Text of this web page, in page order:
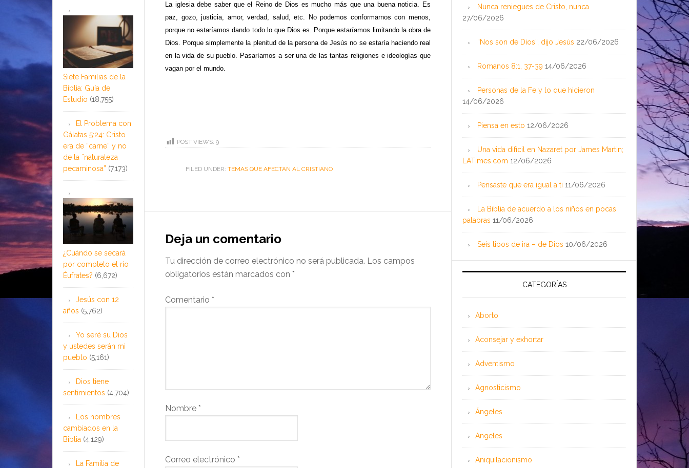
La iglesia debe saber que el Reino de Dios es mucho más que una buena noticia. Es
paz, gozo, justicia, amor, verdad, salud, etc. No podemos conformarnos con menos,
porque no estaríamos dando todo lo que Dios es. Porque estaríamos limitando la obra de
Dios. Porque simplemente la plenitud de la persona de Jesús no se estaría haciendo real
en la vida de su pueblo. Pasaríamos a ser una de las tantas religiones e ideologías que
vagan por el mundo.
POST VIEWS: 9
FILED UNDER: TEMAS QUE AFECTAN AL CRISTIANO
Deja un comentario
Tu dirección de correo electrónico no será publicada. Los campos
obligatorios están marcados con *
Comentario *
Nombre *
Correo electrónico *
Nunca reniegues de Cristo, nunca
27/06/2026
“Nos son de Dios”, dijo Jesús 22/06/2026
Romanos 8:1, 37-39 14/06/2026
Personas de la Fe y lo que hicieron
14/06/2026
Piensa en esto 12/06/2026
Una vida difícil en Nazaret por James Martin;
LATimes.com 12/06/2026
Pensaste que era igual a ti 11/06/2026
La Biblia de acuerdo a los niños en pocas
palabras 11/06/2026
Seis tipos de ira – de Dios 10/06/2026
CATEGORÍAS
Aborto
Aconsejar y exhortar
Adventismo
Agnosticismo
Ángeles
Angeles
Aniquilacionismo
Siete Familias de la
Biblia: Guía de
Estudio (18,755)
El Problema con
Gálatas 5:24: Cristo
era de “carne” y no
de la ¨naturaleza
pecaminosa” (7,173)
¿Cuándo se secará
por completo el río
Éufrates? (6,672)
Jesús con 12
años (5,762)
Yo seré su Dios
y ustedes serán mi
pueblo (5,161)
Dios tiene
sentimientos (4,704)
Los nombres
cambiados en la
Biblia (4,129)
La Familia de